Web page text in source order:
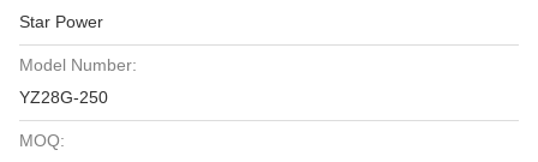
Star Power
Model Number:
YZ28G-250
MOQ: